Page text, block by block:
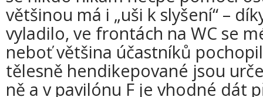
většinou má i „uši k slyšení“ –
vyladilo, ve frontách na WC se
neboť většina účastníků
tělesně hendikepované jsou
ně a v pavilónu F je vhodné dát